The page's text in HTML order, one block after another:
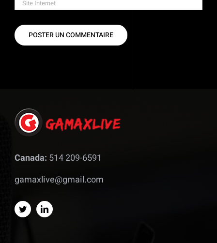
Canada: 514 209-6591
gamaxlive@gmail.com